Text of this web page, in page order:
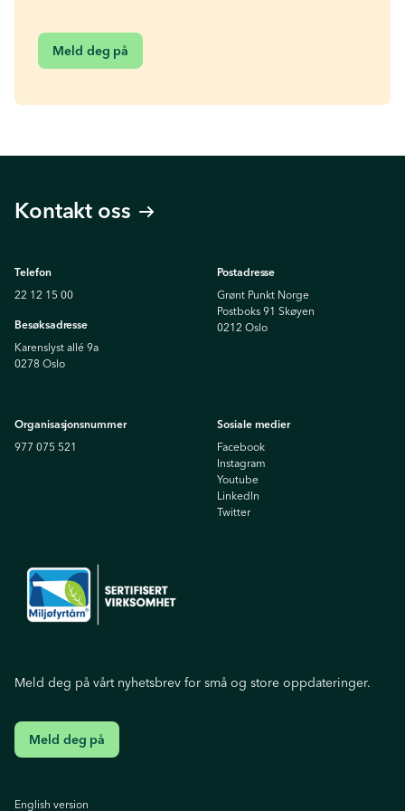
Meld deg på
Kontakt oss
Telefon
22 12 15 00
Besøksadresse
Karenslyst allé 9a
0278 Oslo
Postadresse
Grønt Punkt Norge
Postboks 91 Skøyen
0212 Oslo
Organisasjonsnummer
977 075 521
Sosiale medier
Facebook
Instagram
Youtube
Linkedln
Twitter
Meld deg på vårt nyhetsbrev for små og store oppdateringer.
Meld deg på
English version